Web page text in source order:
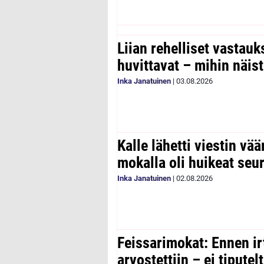
Liian rehelliset
huvittavat – mihin
Inka Janatuinen | 03.08.2026
Kalle lähetti viestin
mokalla oli huikeat
Inka Janatuinen | 02.08.2026
Feissarimokat: Ennen
arvostettiin – ei